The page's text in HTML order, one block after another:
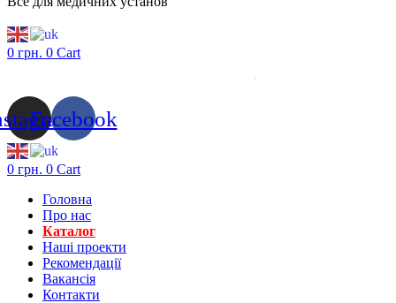
0 грн. 0 Cart
Facebook
0 грн. 0 Cart
Головна
Про нас
Каталог
Нашi проекти
Рекомендації
Вакансiя
Контакти